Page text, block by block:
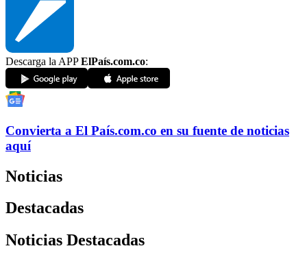
Descarga la APPElPaís.com.co:
Convierta a El País.com.co en su fuente de noticias
aquí
Noticias
Destacadas
Noticias Destacadas